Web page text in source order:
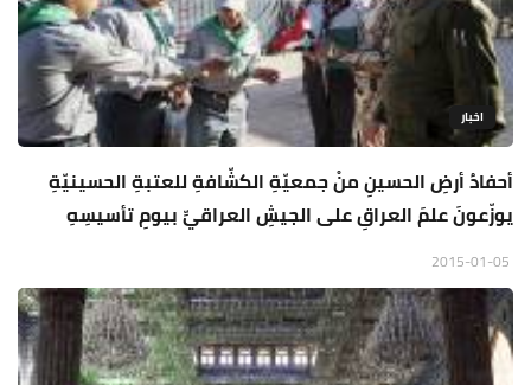
اخبار
أحفادُ أرضِ الحسينِ منْ جمعيّةِ الكشّافةِ للعتبةِ الحسينيّةِ
يوزّعونَ علمَ العراقِ على الجيشِ العراقيِّ بيومِ تأسيسِهِ